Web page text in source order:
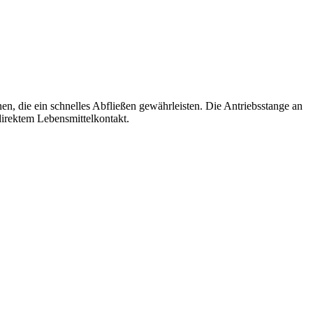
die ein schnelles Abfließen gewährleisten. Die Antriebsstange an
Lebensmittelkontakt.